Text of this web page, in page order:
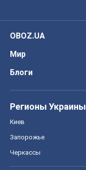
OBOZ.UA
Мир
Блоги
Регионы Украины
Киев
Запорожье
Черкассы